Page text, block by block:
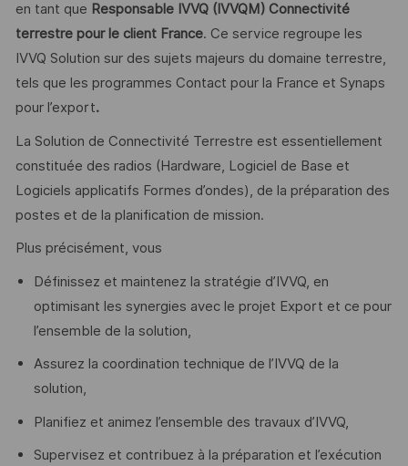
en tant que Responsable IVVQ (IVVQM) Connectivité
terrestre pour le client France. Ce service regroupe les
IVVQ Solution sur des sujets majeurs du domaine terrestre,
tels que les programmes Contact pour la France et Synaps
pour l’export.
La Solution de Connectivité Terrestre est essentiellement
constituée des radios (Hardware, Logiciel de Base et
Logiciels applicatifs Formes d’ondes), de la préparation des
postes et de la planification de mission.
Plus précisément, vous
Définissez et maintenez la stratégie d’IVVQ, en
optimisant les synergies avec le projet Export et ce pour
l’ensemble de la solution,
Assurez la coordination technique de l’IVVQ de la
solution,
Planifiez et animez l’ensemble des travaux d’IVVQ,
Supervisez et contribuez à la préparation et l’exécution